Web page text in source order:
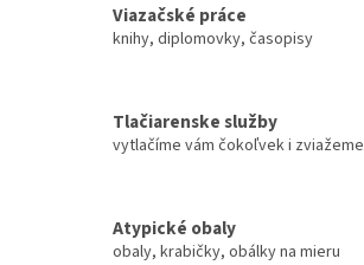
Viazačské práce
knihy, diplomovky, časopisy
Tlačiarenske služby
vytlačíme vám čokoľvek i zviažeme
Atypické obaly
obaly, krabičky, obálky na mieru